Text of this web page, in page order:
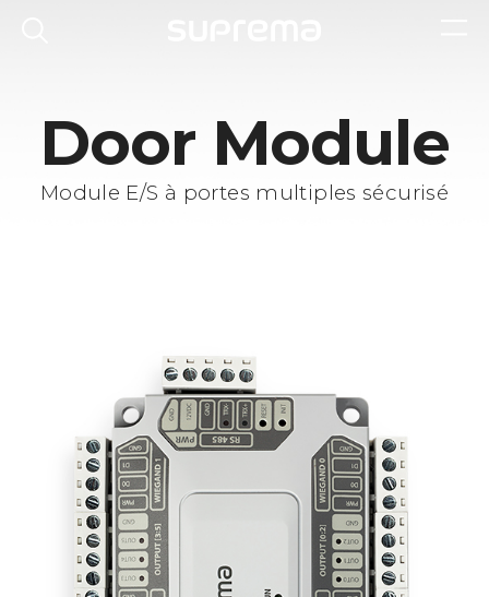
Door Module
Module E/S à portes multiples sécurisé